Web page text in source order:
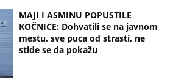
MAJI I ASMINU POPUSTILE
KOČNICE: Dohvatili se na javnom
mestu, sve puca od strasti, ne
stide se da pokažu